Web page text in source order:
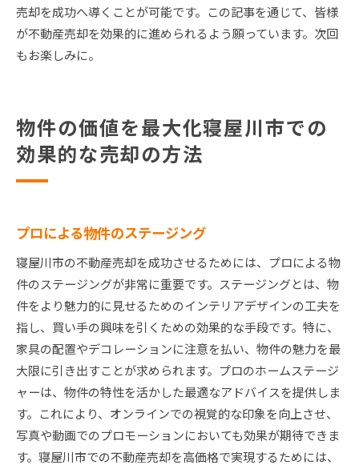
売却を成功へ導くことが可能です。この記事を通じて、皆様
が不動産売却を効果的に進められるよう願っています。次回
もお楽しみに。
物件の価値を最大化寝屋川市での
効果的な売却の方法
プロによる物件のステージング
寝屋川市の不動産売却を成功させるためには、プロによる物
件のステージングが非常に重要です。ステージングとは、物
件をより魅力的に見せるためのインテリアデザインの工夫を
指し、買い手の興味を引くための効果的な手段です。特に、
家具の配置やデコレーションに注意を払い、物件の魅力を最
大限に引き出すことが求められます。プロのホームステージ
ャーは、物件の特性を活かした最適なアドバイスを提供しま
す。これにより、オンラインでの視覚的な印象を向上させ、
写真や動画でのプロモーションにおいても効果が期待できま
す。寝屋川市での不動産売却を高価格で実現するためには、